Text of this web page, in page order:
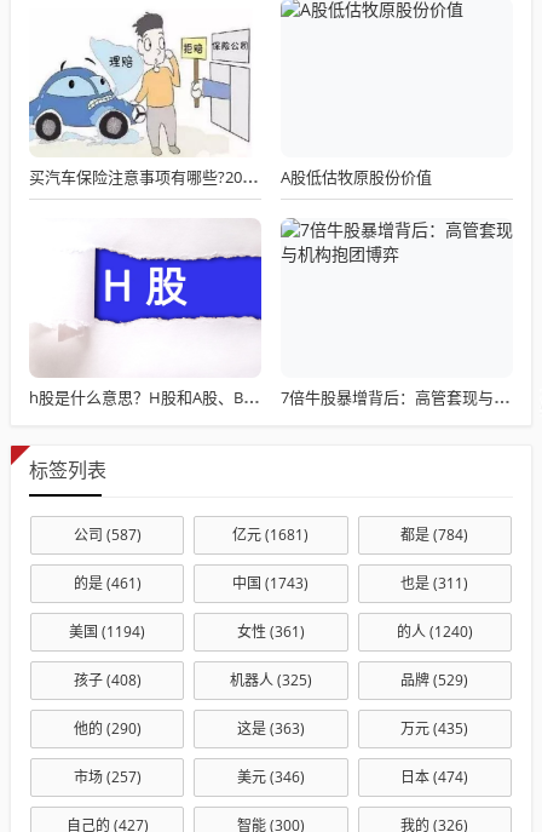
买汽车保险注意事项有哪些?2025车险新政深度解读,保费降23%但这些情况更贵了 A股低估牧原股份价值
h股是什么意思？H股和A股、B股有什么区别 7倍牛股暴增背后：高管套现与机构抱团博弈
标签列表
公司 (587) 亿元(1681) 都是(784)
的是(461) 中国 (1743) 也是(311)
美国 (1194) 女性 (361) 的人(1240)
孩子(408) 机器人(325) 品牌(529)
他的 (290) 这是(363) 万元(435)
市场(257) 美元(346) 日本(474)
自己的 (427) 智能(300) 我的 (326)